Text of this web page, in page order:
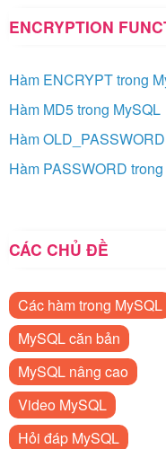
ENCRYPTION
Hàm ENCRYPT trong
Hàm MD5 trong MySQL
Hàm
Hàm PASSWORD
CÁC CHỦ ĐỀ
Các hàm trong MySQL
MySQL căn bản
MySQL nâng cao
Video MySQL
Hỏi đáp MySQL